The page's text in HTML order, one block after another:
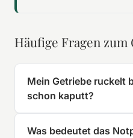
Häufige Fragen
Mein Getriebe ruckelt
schon kaputt?
Was bedeutet das